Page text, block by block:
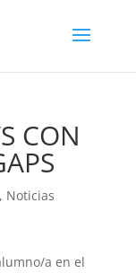
CON
, Noticias
a en el